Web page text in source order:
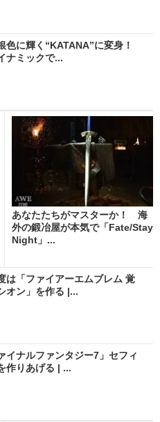
色に輝く“KATANA”に変身！
ナミックで...
あなたたちがマスターか！ 海
外の鍛冶屋が本気で「Fate/Stay
Night」...
は「ファイアーエムブレム 覚
オン」を作る |...
イナルファンタジー7」セフィ
作りあげる | ...